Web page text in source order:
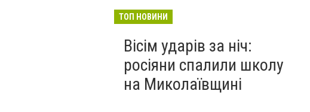
Смертельна пожежа в
добу: оперативне зведення
ДСНС, - ФОТО
11:40
ТОП НОВИНИ
Вісім ударів за ніч:
росіяни спалили школу
на Миколаївщині